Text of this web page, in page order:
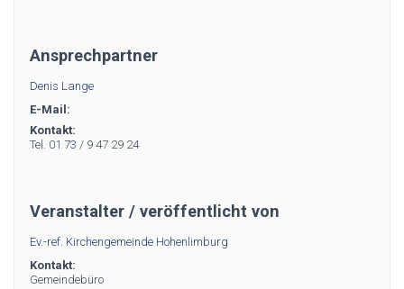
Ansprechpartner
Denis Lange
E-Mail:
Kontakt:
Tel. 01 73 / 9 47 29 24
Veranstalter / veröffentlicht von
Ev.-ref. Kirchengemeinde Hohenlimburg
Kontakt:
Gemeindebüro